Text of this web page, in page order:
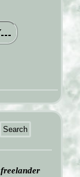
freelander